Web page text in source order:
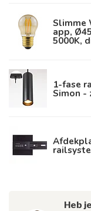
Slimme
app,
5000K,
1-fase
Simon -
Heb